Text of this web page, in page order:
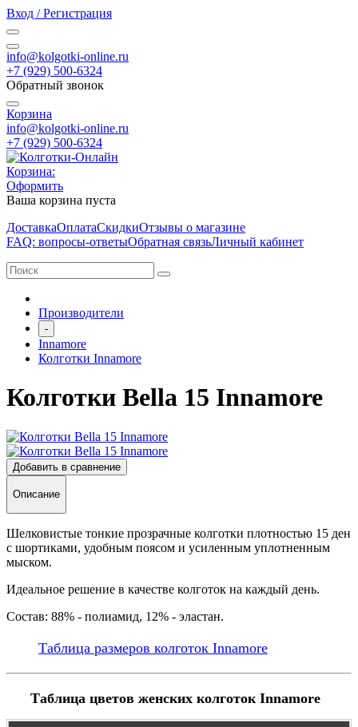
Вход / Регистрация
info@kolgotki-online.ru
+7 (929) 500-6324
Обратный звонок
Корзина
info@kolgotki-online.ru
+7 (929) 500-6324
Корзина:
Оформить
Ваша корзина пуста
ДоставкаОплатаСкидкиОтзывы о магазине
FAQ: вопросы-ответыОбратная связьЛичный кабинет
Производители
-
Innamore
Колготки Innamore
Колготки Bella 15 Innamore
Добавить в сравнение
Описание
Шелковистые тонкие прозрачные колготки плотностью 15 ден
с шортиками, удобным поясом и усиленным уплотненным
мыском.
Идеальное решение в качестве колготок на каждый день.
Состав: 88% - полиамид, 12% - эластан.
Таблица размеров колготок Innamore
Таблица цветов женских колготок Innamore